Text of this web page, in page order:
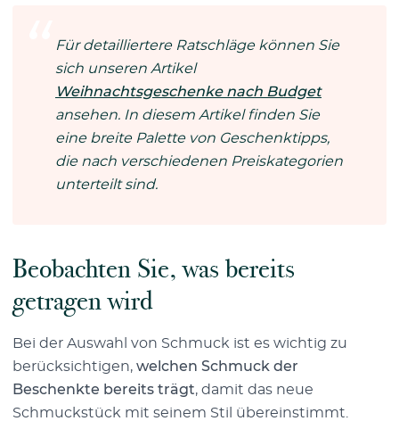
Für detailliertere Ratschläge können Sie
sich unseren Artikel
Weihnachtsgeschenke nach Budget
ansehen. In diesem Artikel finden Sie
eine breite Palette von Geschenktipps,
die nach verschiedenen Preiskategorien
unterteilt sind.
Beobachten Sie, was bereits
getragen wird
Bei der Auswahl von Schmuck ist es wichtig zu
berücksichtigen, welchen Schmuck der
Beschenkte bereits trägt, damit das neue
Schmuckstück mit seinem Stil übereinstimmt.